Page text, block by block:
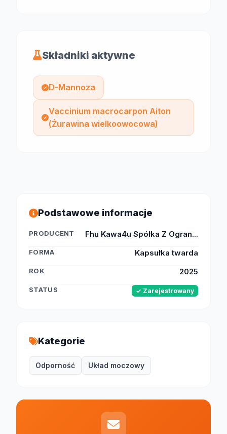
Składniki aktywne
D-Mannoza
Vaccinium macrocarpon Aiton
(Żurawina wielkoowocowa)
Podstawowe informacje
PRODUCENT Fhu Kawa4u Spółka Z Ogran...
FORMA Kapsułka twarda
ROK 2025
STATUS ✓ Zarejestrowany
Kategorie
Odporność Układ moczowy